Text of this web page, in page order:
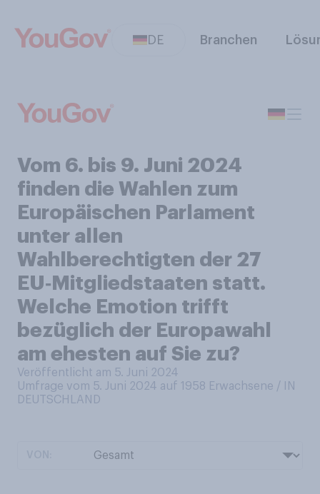
DE Branchen
Vom 6. bis 9. Juni 2024
finden die Wahlen zum
Europäischen Parlament
unter allen
Wahlberechtigten der 27
EU‑Mitgliedstaaten statt.
Welche Emotion trifft
bezüglich der Europawahl
am ehesten auf Sie zu?
Veröffentlicht am 5. Juni 2024
Umfrage vom 5. Juni 2024 auf 1958 Erwachsene / IN
DEUTSCHLAND